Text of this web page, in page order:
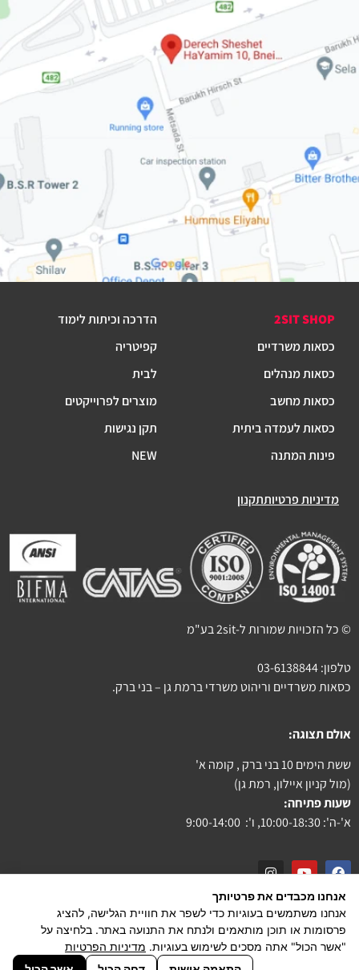
2SIT SHOP
כסאות משרדיים
כסאות מנהלים
כסאות מחשב
כסאות לעמדה ביתית
פינות המתנה
הדרכה וכיתות לימוד
קפיטריה
לבית
מוצרים לפרוייקטים
תקן נגישות
NEW
מדיניות פרטיותתקנון
© כל הזכויות שמורות ל-2sit בע"מ
טלפון:03-6138844
כסאות משרדיים וריהוט משרדי ברמת גן – בני ברק.
אולם תצוגה:
ששת הימים 10 בני ברק , קומה א'
(מול קניון איילון, רמת גן)
שעות פתיחה:
א'-ה': 10:00-18:30, ו': 9:00-14:00
צור קשר
הצהרת נגישות
powered by PiXeliT
אנחנו מכבדים את פרטיותך
אנחנו משתמשים בעוגיות כדי לשפר את חוויית הגלישה, להציג
פרסומות או תוכן מותאמים ולנתח את התנועה באתר. בלחיצה על
"אשר הכול" אתה מסכים לשימוש בעוגיות. מדיניות הפרטיות